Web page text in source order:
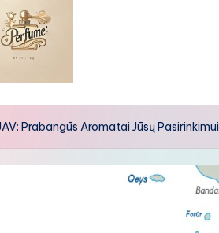
Prabangūs Aromatai Jūsų Pasirinkimui